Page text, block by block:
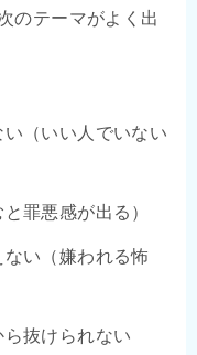
のテーマがよく出
（いい人でいない
罪悪感が出る）
い（嫌われる怖
抜けられない